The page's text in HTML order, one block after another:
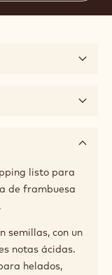
listo para
de frambuesa
semillas, con un
notas ácidas.
helados,